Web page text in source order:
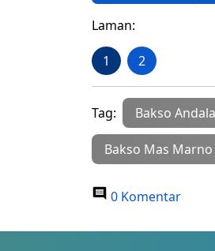
Laman:
1 2
Tag: Bakso
Bakso Mas Marno
0 Komentar